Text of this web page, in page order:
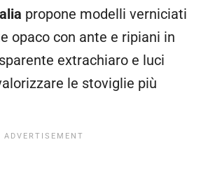
propone modelli verniciati
opaco con ante e ripiani in
extrachiaro e luci
le stoviglie più